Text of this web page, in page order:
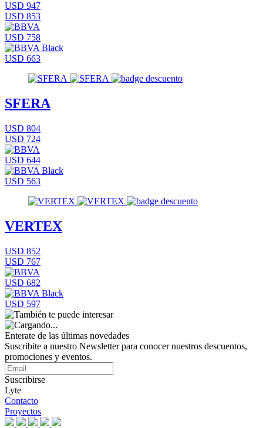
USD 947
USD 853
USD 758
USD 663
SFERA
USD 804
USD 724
USD 644
USD 563
VERTEX
USD 852
USD 767
USD 682
USD 597
Enterate de las últimas novedades
Suscribite a nuestro Newsletter para conocer nuestros descuentos,
promociones y eventos.
Suscribirse
Lyte
Contacto
Proyectos